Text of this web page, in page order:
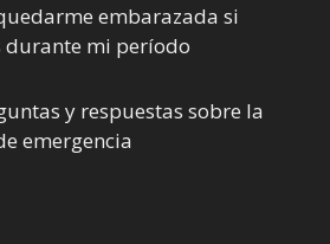
embarazada si
durante mi perí­odo
y respuestas sobre la
emergencia